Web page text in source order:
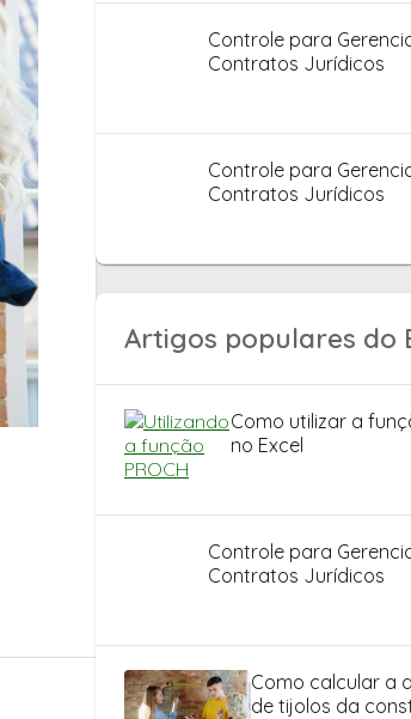
Controle para
Contratos Jurídicos
Controle para
Contratos Jurídicos
Artigos populares do
Como utilizar a
no Excel
Controle para
Contratos Jurídicos
Como calcular a
de tijolos da